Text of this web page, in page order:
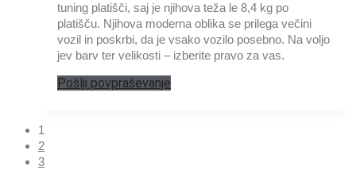
tuning platišči, saj je njihova teža le 8,4 kg po
platišču. Njihova moderna oblika se prilega večini
vozil in poskrbi, da je vsako vozilo posebno. Na voljo
jev barv ter velikosti – izberite pravo za vas.
Pošlji povpraševanje
1
2
3